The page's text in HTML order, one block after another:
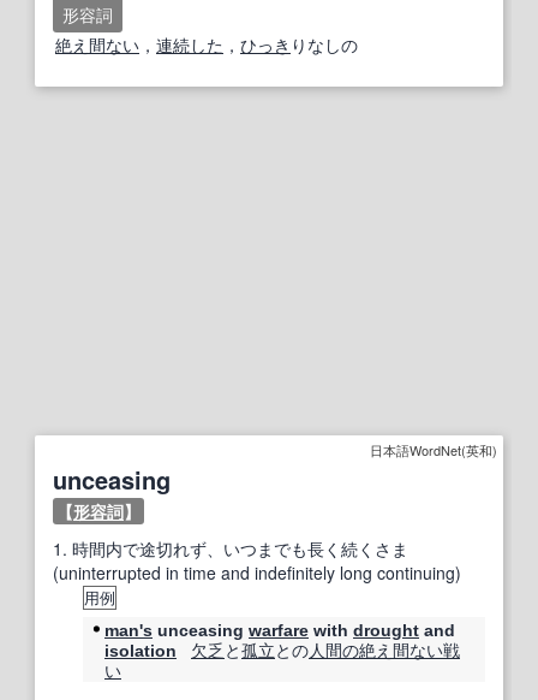
形容詞
絶え間ない ， 連続した ， ひっき りなしの
日本語WordNet(英和)
unceasing
【形容詞】
1. 時間内で途切れず、いつまでも長く続くさま
(uninterrupted in time and indefinitely long continuing)
用例
man's unceasing warfare with drought and
isolation
欠乏 と孤立との人間の絶え間ない戦
い